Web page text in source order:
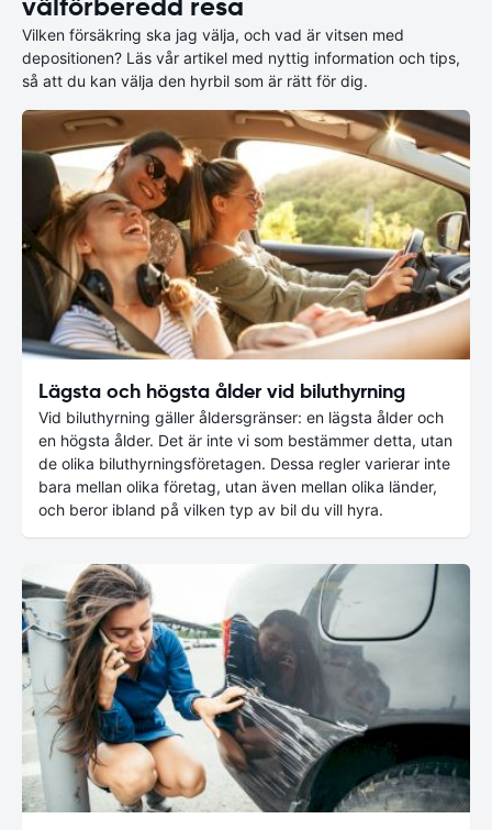
välförberedd resa
Vilken försäkring ska jag välja, och vad är vitsen med
depositionen? Läs vår artikel med nyttig information och tips,
så att du kan välja den hyrbil som är rätt för dig.
Lägsta och högsta ålder vid biluthyrning
Vid biluthyrning gäller åldersgränser: en lägsta ålder och
en högsta ålder. Det är inte vi som bestämmer detta, utan
de olika biluthyrningsföretagen. Dessa regler varierar inte
bara mellan olika företag, utan även mellan olika länder,
och beror ibland på vilken typ av bil du vill hyra.